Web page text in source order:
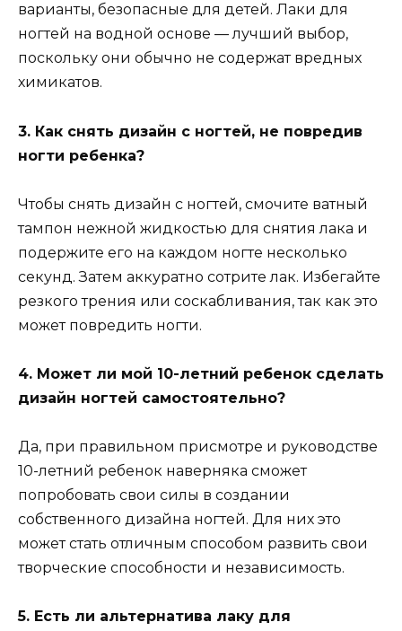
варианты, безопасные для детей. Лаки для
ногтей на водной основе — лучший выбор,
поскольку они обычно не содержат вредных
химикатов.
3. Как снять дизайн с ногтей, не повредив
ногти ребенка?
Чтобы снять дизайн с ногтей, смочите ватный
тампон нежной жидкостью для снятия лака и
подержите его на каждом ногте несколько
секунд. Затем аккуратно сотрите лак. Избегайте
резкого трения или соскабливания, так как это
может повредить ногти.
4. Может ли мой 10-летний ребенок сделать
дизайн ногтей самостоятельно?
Да, при правильном присмотре и руководстве
10-летний ребенок наверняка сможет
попробовать свои силы в создании
собственного дизайна ногтей. Для них это
может стать отличным способом развить свои
творческие способности и независимость.
5. Есть ли альтернатива лаку для